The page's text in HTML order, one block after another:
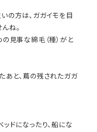
の方は、ガガイモを目
ね。
見事な綿毛（種）がと
あと、蔦の残されたガガ
ドになったり、船にな